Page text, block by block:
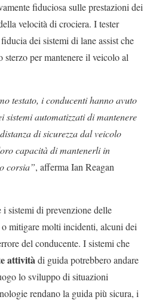
fiduciosa sulle prestazioni dei
velocità di crociera. I tester
dei sistemi di lane assist che
per mantenere il veicolo al
testato, i conducenti hanno avuto
automatizzati di mantenere
di sicurezza dal veicolo
capacità di mantenerli in
corsia”, afferma Ian Reagan
sistemi di prevenzione delle
mitigare molti incidenti, alcuni dei
del conducente. I sistemi che
attivitàdi guida potrebbero andare
lo sviluppo di situazioni
rendano la guida più sicura, i